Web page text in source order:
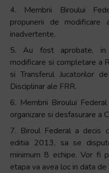
4. Membrii Biroului
propunerii de
inadvertente.
5. Au fost aprobate, in
modificare si completare a
si Transferul Jucatorilor
Disciplinar ale FRR.
6. Membrii Biroului
organizare si desfasurare a
7. Biroul Federal a decis
editia 2013, sa se
minimum 8 echipe. Vor fi
etapa va avea loc in data